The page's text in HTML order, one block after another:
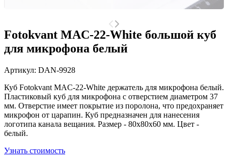
Fotokvant MAC-22-White большой куб
для микрофона белый
Артикул: DAN-9928
Куб Fotokvant MAC-22-White держатель для микрофона белый.
Пластиковый куб для микрофона с отверстием диаметром 37
мм. Отверстие имеет покрытие из поролона, что предохраняет
микрофон от царапин. Куб предназначен для нанесения
логотипа канала вещания. Размер - 80x80x60 мм. Цвет -
белый.
Узнать стоимость